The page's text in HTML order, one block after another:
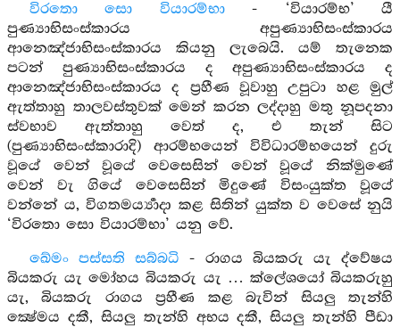
විරතො සො වියාරම්භා- ‘වියාරම්භ’ යී
පුණ්‍යාභිසංස්කාරය අපුණ්‍යාභිසංස්කාරය
ආනෙඤ්ජාභිසංස්කාරය කියනු ලැබෙයි. යම් තැනෙක
පටන් පුණ්‍යාභිසංස්කාරය ද අපුණ්‍යාභිසංස්කාරය ද
ආනෙඤ්ජාභිසංස්කාරය ද ප්‍රහීණ වූවාහු උපුටා හළ මුල්
ඇත්තාහු තාලවස්තුවක් මෙන් කරන ලද්දාහු මතු නූපදනා
ස්වභාව ඇත්තාහු වෙත් ද, එ තැන් සිට
(පුණ්‍යාභිසංස්කාරාදි) ආරම්භයෙන් විවිධාරම්භයෙන් දුරු
වූයේ වෙන් වූයේ වෙසෙසින් වෙන් වූයේ නික්මුණේ
වෙන් වැ ගියේ වෙසෙසින් මිදුණේ විසංයුක්ත වූයේ
වන්නේ ය, විගතමර්‍ය්‍යාදා කළ සිතින් යුක්ත ව වෙසේ නුයි
‘විරතො සො වියාරම්භා’ යනු වේ.
ඛේමං පස්සති සබ්බධි - රාගය බියකරු යැ ද්වේෂය
බියකරු යැ මෝහය බියකරු යැ … ක්ලේශයෝ බියකරුහු
යැ, බියකරු රාගය ප්‍රහීණ කළ බැවින් සියලු තැන්හි
ක්‍ෂේමය දකී, සියලු තැන්හි අභය දකී, සියලු තැන්හි පීඩා